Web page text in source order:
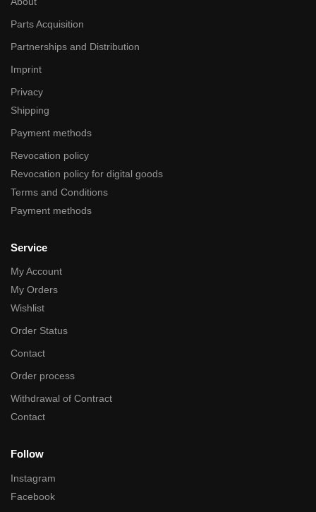
Parts Acquisition
Partnerships and Distribution
Imprint
Privacy
Shipping
Payment methods
Revocation policy
Revocation policy for digital goods
Terms and Conditions
Payment methods
Service
My Account
My Orders
Wishlist
Order Status
Contact
Order process
Withdrawal of Contract
Contact
Follow
Instagram
Facebook